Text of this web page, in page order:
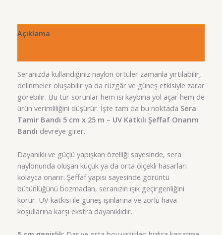
Açıklama
Seranızda kullandığınız naylon örtüler zamanla yırtılabilir,
delinmeler oluşabilir ya da rüzgâr ve güneş etkisiyle zarar
görebilir. Bu tür sorunlar hem ısı kaybına yol açar hem de
ürün verimliliğini düşürür. İşte tam da bu noktada Sera
Tamir Bandı 5 cm x 25 m – UV Katkılı Şeffaf Onarım
Bandı devreye girer.
Dayanıklı ve güçlü yapışkan özelliği sayesinde, sera
naylonunda oluşan küçük ya da orta ölçekli hasarları
kolayca onarır. Şeffaf yapısı sayesinde görüntü
bütünlüğünü bozmadan, seranızın ışık geçirgenliğini
korur. UV katkısı ile güneş ışınlarına ve zorlu hava
koşullarına karşı ekstra dayanıklıdır.